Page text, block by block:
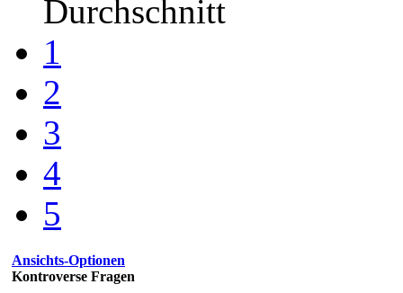
Durchschnitt
1
2
3
4
5
Ansichts-Optionen
Kontroverse Fragen